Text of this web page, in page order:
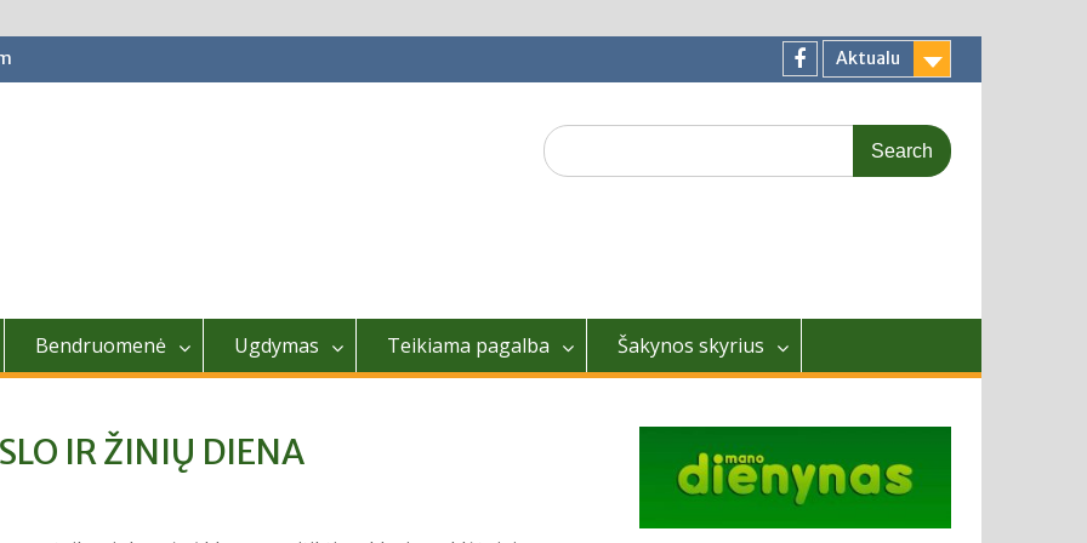
Aktualu
Facebook
Search
for:
Bendruomenė Ugdymas Teikiama pagalba Šakynos skyrius
IR ŽINIŲ DIENA